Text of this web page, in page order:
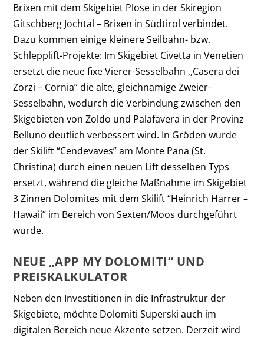
Brixen mit dem Skigebiet Plose in der Skiregion
Gitschberg Jochtal – Brixen in Südtirol verbindet.
Dazu kommen einige kleinere Seilbahn- bzw.
Schlepplift-Projekte: Im Skigebiet Civetta in Venetien
ersetzt die neue fixe Vierer-Sesselbahn ,,Casera dei
Zorzi – Cornia” die alte, gleichnamige Zweier-
Sesselbahn, wodurch die Verbindung zwischen den
Skigebieten von Zoldo und Palafavera in der Provinz
Belluno deutlich verbessert wird. In Gröden wurde
der Skilift “Cendevaves” am Monte Pana (St.
Christina) durch einen neuen Lift desselben Typs
ersetzt, während die gleiche Maßnahme im Skigebiet
3 Zinnen Dolomites mit dem Skilift “Heinrich Harrer –
Hawaii” im Bereich von Sexten/Moos durchgeführt
wurde.
NEUE „APP MY DOLOMITI“ UND
PREISKALKULATOR
Neben den Investitionen in die Infrastruktur der
Skigebiete, möchte Dolomiti Superski auch im
digitalen Bereich neue Akzente setzen. Derzeit wird